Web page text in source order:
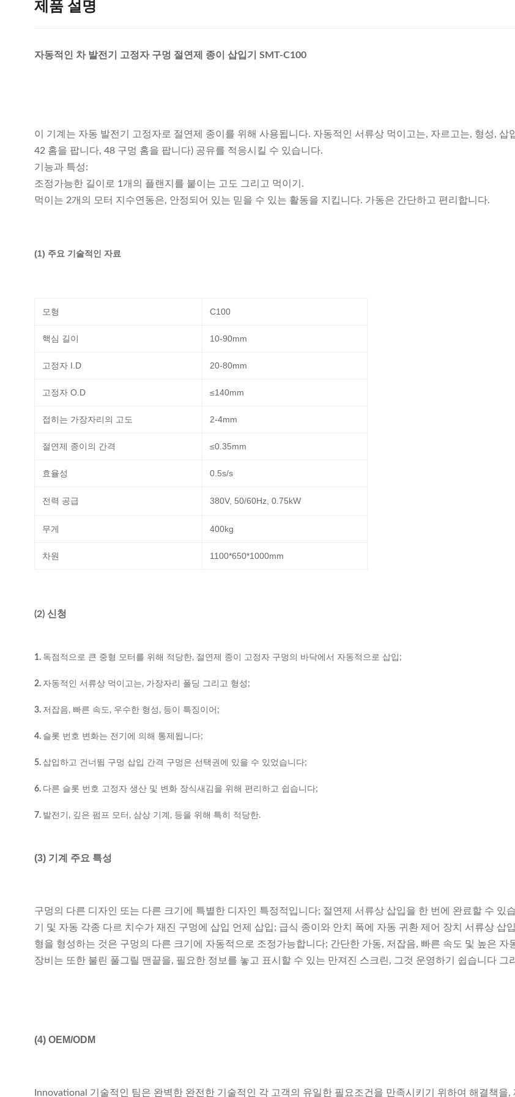
제품 설명
자동적인 차 발전기 고정자 구멍 절연제 종이 삽입기 SMT-C100
이 기계는 자동 발전기 고정자로 절연제 종이를 위해 사용됩니다. 자동적인 서류상 먹이고는, 자르고는, 형성,
42 홈을 팝니다, 48 구멍 홈을 팝니다) 공유를 적응시킬 수 있습니다.
기능과 특성:
조정가능한 길이로 1개의 플랜지를 붙이는 고도 그리고 먹이기.
먹이는 2개의 모터 지수연동은, 안정되어 있는 믿을 수 있는 활동을 지킵니다. 가동은 간단하고 편리합니다.
(1) 주요 기술적인 자료
모형 C100
핵심 길이 10-90mm
고정자 I.D 20-80mm
고정자 O.D ≤140mm
접히는 가장자리의 고도 2-4mm
절연제 종이의 간격 ≤0.35mm
효율성 0.5s/s
전력 공급 380V, 50/60Hz, 0.75kW
무게 400kg
차원 1100*650*1000mm
(2) 신청
1. 독점적으로 큰 중형 모터를 위해 적당한, 절연제 종이 고정자 구멍의 바닥에서 자동적으로 삽입;
2. 자동적인 서류상 먹이고는, 가장자리 폴딩 그리고 형성;
3. 저잡음, 빠른 속도, 우수한 형성, 등이 특징이어;
4. 슬롯 번호 변화는 전기에 의해 통제됩니다;
5. 삽입하고 건너뜀 구멍 삽입 간격 구멍은 선택권에 있을 수 있었습니다;
6. 다른 슬롯 번호 고정자 생산 및 변화 장식새김을 위해 편리하고 쉽습니다;
7. 발전기, 깊은 펌프 모터, 삼상 기계, 등을 위해 특히 적당한.
(3) 기계 주요 특성
구멍의 다른 디자인 또는 다른 크기에 특별한 디자인 특정적입니다; 절연제 서류상 삽입을 한 번에 완료할 수 있
기 및 자동 각종 다르 치수가 재진 구멍에 삽입 언제 삽입; 급식 종이와 안치 폭에 자동 귀환 제어 장치 서류상 삽
형을 형성하는 것은 구멍의 다른 크기에 자동적으로 조정가능합니다; 간단한 가동, 저잡음, 빠른 속도 및 높은 자
장비는 또한 불린 풀그릴 맨끝을, 필요한 정보를 놓고 표시할 수 있는 만져진 스크린, 그것 운영하기 쉽습니다 그
(4) OEM/ODM
Innovational 기술적인 팀은 완벽한 완전한 기술적인 각 고객의 유일한 필요조건을 만족시키기 위하여 해결책을,